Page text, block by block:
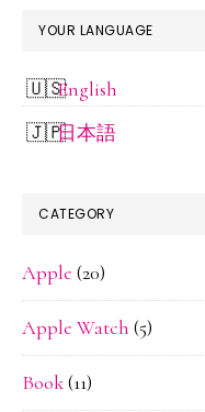
YOUR LANGUAGE
English
日本語
CATEGORY
Apple (20)
Apple Watch (5)
Book(11)